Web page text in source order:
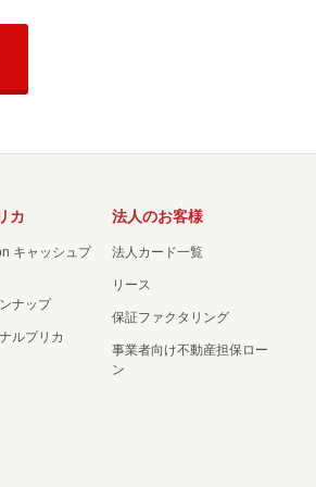
カ
キャッシュプ
ナップ
ルプリカ
法人のお客様
法人カード一覧
リース
保証ファクタリング
事業者向け不動産担保ロー
ン